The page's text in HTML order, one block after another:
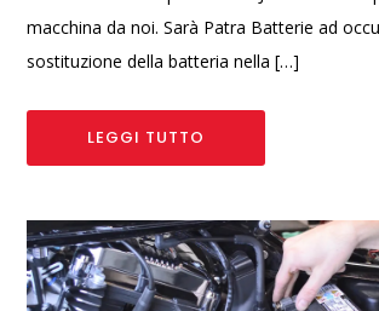
macchina da noi. Sarà Patra Batterie ad
sostituzione della batteria nella […]
LEGGI TUTTO